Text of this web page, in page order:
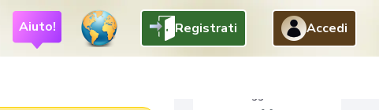
Aiuto! Registrati Accedi